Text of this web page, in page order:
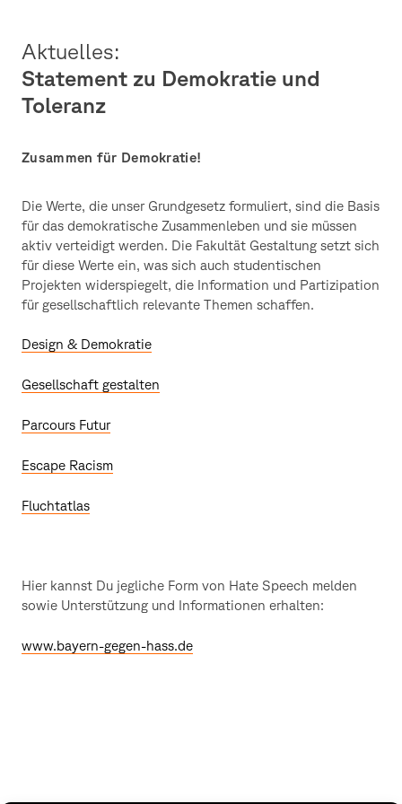
Aktuelles:
Statement zu Demokratie und
Toleranz
Zusammen für Demokratie!
Die Werte, die unser Grundgesetz formuliert, sind die Basis
für das demokratische Zusammenleben und sie müssen
aktiv verteidigt werden. Die Fakultät Gestaltung setzt sich
für diese Werte ein, was sich auch studentischen
Projekten widerspiegelt, die Information und Partizipation
für gesellschaftlich relevante Themen schaffen.
Design & Demokratie
Gesellschaft gestalten
Parcours Futur
Escape Racism
Fluchtatlas
Hier kannst Du jegliche Form von Hate Speech melden
sowie Unterstützung und Informationen erhalten:
www.bayern-gegen-hass.de